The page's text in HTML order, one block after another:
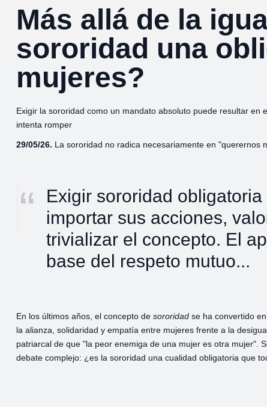
Más allá de la
sororidad una
mujeres?
Exigir la sororidad como un mandato absoluto puede resultar
intenta romper
29/05/26. La sororidad no radica necesariamente en "querernos
Exigir sororidad
importar sus acciones,
trivializar el concepto. El
base del respeto mutuo...
En los últimos años, el concepto de sororidad se ha convertido
la alianza, solidaridad y empatía entre mujeres frente a la
patriarcal de que "la peor enemiga de una mujer es otra mujer".
debate complejo: ¿es la sororidad una cualidad obligatoria que